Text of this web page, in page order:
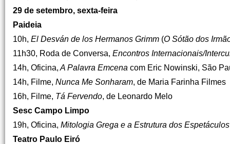
29 de setembro, sexta-feira
Paideia
10h, El Desván de los Hermanos Grimm (O Sótão dos
11h30, Roda de Conversa, Encontros Internacionais/
14h, Oficina, A Palavra Emcena com Eric Nowinski, São
14h, Filme, Nunca Me Sonharam, de Maria Farinha Filmes
16h, Filme, Tá Fervendo, de Leonardo Melo
Sesc Campo Limpo
19h, Oficina, Mitologia Grega e a Estrutura dos
Teatro Paulo Eiró